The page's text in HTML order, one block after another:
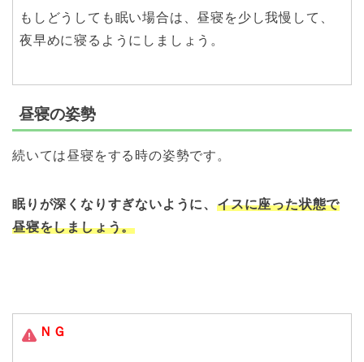
もしどうしても眠い場合は、昼寝を少し我慢して、
夜早めに寝るようにしましょう。
昼寝の姿勢
続いては昼寝をする時の姿勢です。
眠りが深くなりすぎないように、イスに座った状態で
昼寝をしましょう。
ＮＧ